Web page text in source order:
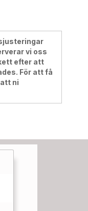
vi oss
efter att
För att få
ni